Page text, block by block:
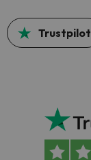
Trustpilot